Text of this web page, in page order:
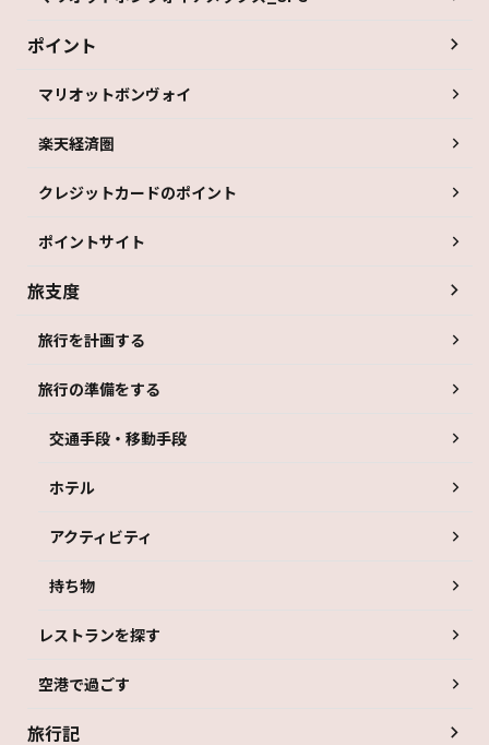
ポイント
マリオットボンヴォイ
楽天経済圏
クレジットカードのポイント
ポイントサイト
旅支度
旅行を計画する
旅行の準備をする
交通手段・移動手段
ホテル
アクティビティ
持ち物
レストランを探す
空港で過ごす
旅行記